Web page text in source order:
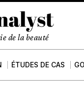
de la beauté
ÉTUDES DE CAS